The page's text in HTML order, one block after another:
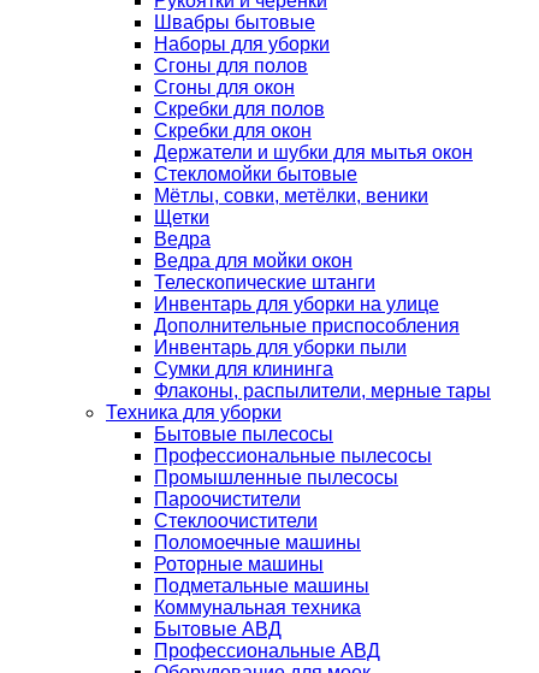
Швабры бытовые
Наборы для уборки
Сгоны для полов
Сгоны для окон
Скребки для полов
Скребки для окон
Держатели и шубки для мытья окон
Стекломойки бытовые
Мётлы, совки, метёлки, веники
Щетки
Ведра
Ведра для мойки окон
Телескопические штанги
Инвентарь для уборки на улице
Дополнительные приспособления
Инвентарь для уборки пыли
Сумки для клининга
Флаконы, распылители, мерные тары
Техника для уборки
Бытовые пылесосы
Профессиональные пылесосы
Промышленные пылесосы
Пароочистители
Стеклоочистители
Поломоечные машины
Роторные машины
Подметальные машины
Коммунальная техника
Бытовые АВД
Профессиональные АВД